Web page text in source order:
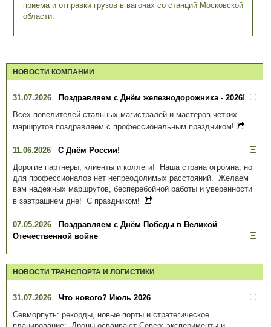
приема и отправки грузов в вагонах со станций Московской
области.
НОВОСТИ КОМПАНИИ
31.07.2026
Поздравляем с Днём железнодорожника - 2026!
Всех повелителей стальных магистралей и мастеров четких
маршрутов поздравляем с профессиональным праздником!
11.06.2026
С Днём России!
Дорогие партнеры, клиенты и коллеги! Наша страна огромна, но
для профессионалов нет непреодолимых расстояний. Желаем
вам надежных маршрутов, бесперебойной работы и уверенности
в завтрашнем дне! С праздником!
07.05.2026
Поздравляем с Днём Победы в Великой
Отечественной войне
НОВОСТИ ТРАНСПОРТА И ЛОГИСТИКИ
31.07.2026
Что нового? Июль 2026
Севморпуть: рекорды, новые порты и стратегическое